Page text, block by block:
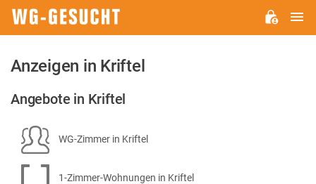
Anzeigen in Kriftel
Angebote in Kriftel
WG-Zimmer in Kriftel
1-Zimmer-Wohnungen in Kriftel